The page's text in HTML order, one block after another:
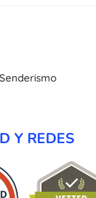
Senderismo
Y REDES